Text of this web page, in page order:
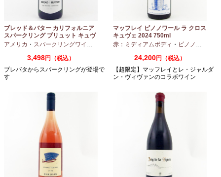
ブレッド＆バター カリフォルニア
スパークリング ブリュット キュヴ
ェ NV 750ml
アメリカ ・ スパークリングワイン シャルドネ
3,498円（税込）
ブレバタからスパークリングが登場で
す
マッフレイ ピノノワール ラ クロス
キュヴェ 2024 750ml
赤：ミディアムボディ ・ ピノノワール
24,200円（税込）
【超限定】マッフレイとレ・ジャルダ
ン・ヴィヴァンのコラボワイン